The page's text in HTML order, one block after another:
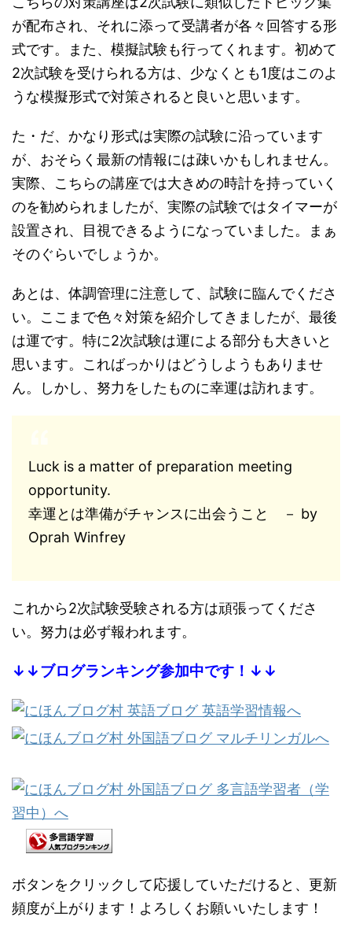
が配布され、それに添って受講者が各々回答する形
式です。また、模擬試験も行ってくれます。初めて
2次試験を受けられる方は、少なくとも1度はこのよ
うな模擬形式で対策されると良いと思います。
た・だ、かなり形式は実際の試験に沿っています
が、おそらく最新の情報には疎いかもしれません。
実際、こちらの講座では大きめの時計を持っていく
のを勧められましたが、実際の試験ではタイマーが
設置され、目視できるようになっていました。まぁ
そのぐらいでしょうか。
あとは、体調管理に注意して、試験に臨んでくださ
い。ここまで色々対策を紹介してきましたが、最後
は運です。特に2次試験は運による部分も大きいと
思います。こればっかりはどうしようもありませ
ん。しかし、努力をしたものに幸運は訪れます。
Luck is a matter of preparation meeting
opportunity.
幸運とは準備がチャンスに出会うこと － by
Oprah Winfrey
これから2次試験受験される方は頑張ってくださ
い。努力は必ず報われます。
↓↓ブログランキング参加中です！↓↓
ボタンをクリックして応援していただけると、更新
頻度が上がります！よろしくお願いいたします！